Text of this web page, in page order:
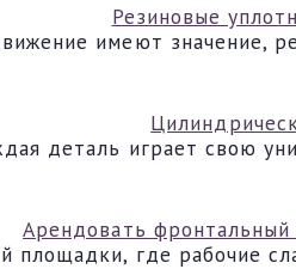
Резиновые
имеют значение,
деталь играет свою
Арендовать
где рабочие